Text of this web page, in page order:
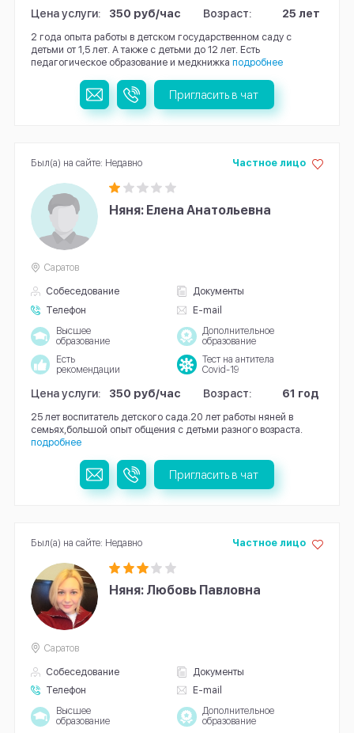
Цена услуги: 350 руб/час Возраст: 25 лет
2 года опыта работы в детском государственном саду с
детьми от 1,5 лет. А также с детьми до 12 лет. Есть
педагогическое образование и медкнижка подробнее
Пригласить в чат
Няня: Елена Анатольевна
Собеседование
Документы
Телефон
E-mail
Частное лицо
Саратов
Высшее
образование
Дополнительное
образование
Есть
рекомендации
Тест на антитела
Covid-19
Цена услуги: 350 руб/час Возраст: 61 год
25 лет воспитатель детского сада.20 лет работы няней в
семьях,большой опыт общения с детьми разного возраста.
подробнее
Был(а) на сайте: Недавно
Пригласить в чат
Няня: Любовь Павловна
Собеседование
Документы
Телефон
E-mail
Частное лицо
Саратов
Высшее
образование
Дополнительное
образование
Был(а) на сайте: Недавно